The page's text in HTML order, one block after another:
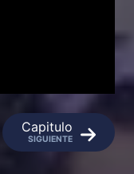
Capitulo
SIGUIENTE